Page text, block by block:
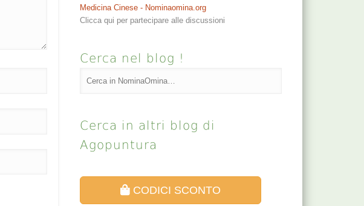
Medicina Cinese - Nominaomina.org
Clicca qui per partecipare alle discussioni
Cerca nel blog !
Cerca in altri blog di
Agopuntura
CODICI SCONTO